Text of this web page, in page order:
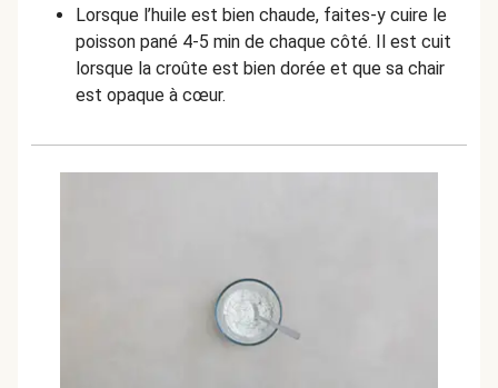
Lorsque l’huile est bien chaude, faites-y cuire le
poisson pané 4-5 min de chaque côté. Il est cuit
lorsque la croûte est bien dorée et que sa chair
est opaque à cœur.